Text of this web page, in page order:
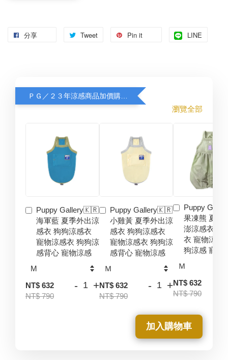
分享 Tweet Pin it LINE
瀏覽全部
Puppy Gallery🇰🇷
海軍藍 夏季外出涼
感衣 狗狗涼感衣
寵物涼感衣 狗狗涼
感背心 寵物涼感
NT$ 632
NT$ 790
- +
Puppy Gallery🇰🇷
小雞黃 夏季外出涼
感衣 狗狗涼感衣
寵物涼感衣 狗狗涼
感背心 寵物涼感
NT$ 632
NT$ 790
- +
Puppy
果凍熊 夏季
澎涼感衣 狗
衣 寵物涼感
狗涼感 寵物
NT$ 632
NT$ 790
加入購物車